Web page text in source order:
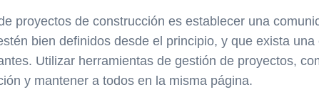
proyectos de construcción es establecer una
bien definidos desde el principio, y que exista
Utilizar herramientas de gestión de proyectos,
y mantener a todos en la misma página.